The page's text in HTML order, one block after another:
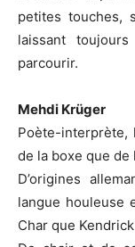
petites touches,
laissant
parcourir.
Mehdi Krüger
Poète-
de la boxe que de
D’origines
langue houleuse
Char que